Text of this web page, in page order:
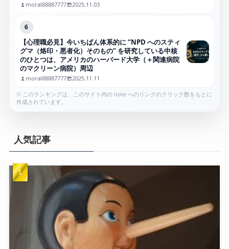
moral88887777 2025.11.03
6
【心理職必見】今いちばん体系的に “NPD へのスティ
グマ（烙印・悪者化）そのもの” を研究している中核
のひとつは、アメリカのハーバード大学（＋関連病院
のマクリーン病院）周辺
moral88887777 2025.11.11
※ このランキングは、このサイト内の note へのリンクのクリック数をもとに
作成されています。
人気記事